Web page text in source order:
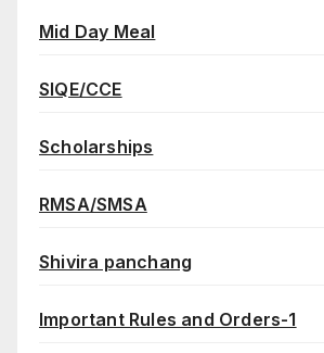
Mid Day Meal
SIQE/CCE
Scholarships
RMSA/SMSA
Shivira panchang
Important Rules and Orders-1